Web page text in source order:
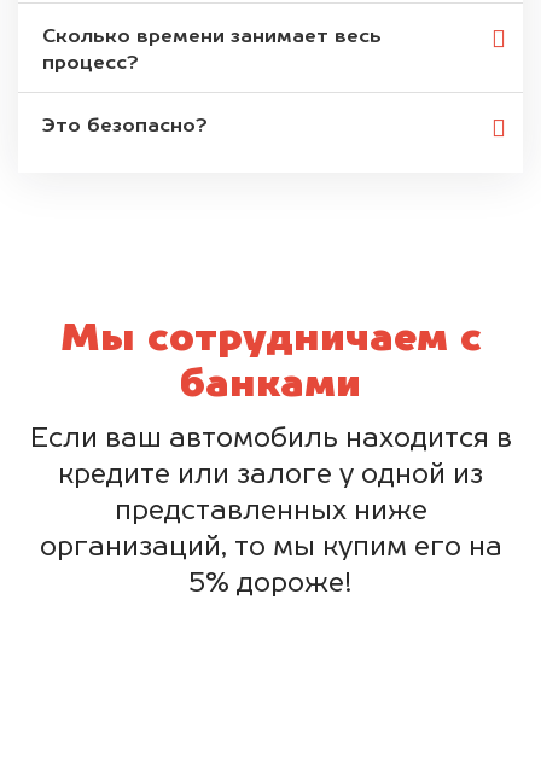
Сколько времени занимает весь
процесс?
Это безопасно?
Мы сотрудничаем с
банками
Если ваш автомобиль находится в
кредите или залоге у одной из
представленных ниже
организаций, то мы купим его на
5% дороже!